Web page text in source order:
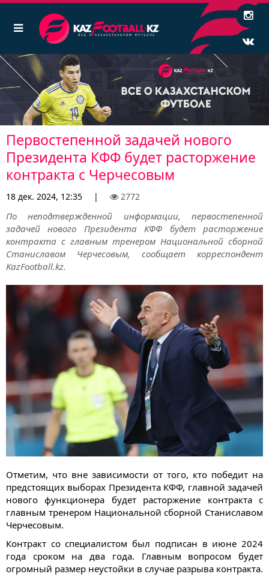
Первостепенной задачей нового
Президента КФФ будет расторжение
контракта с Черчесовым
18 дек. 2024, 12:35 | 2772
По неподтвержденной информации, первостепенной
задачей нового Президента КФФ будет расторжение
контракта с главным тренером Национальной сборной
Станиславом Черчесовым, сообщает корреспондент
KazFootball.kz.
Отметим, что вне зависимости от того, кто победит на
предстоящих выборах Президента КФФ, главной задачей
нового функционера будет расторжение контракта с
главным тренером Национальной сборной Станиславом
Черчесовым.
Контракт со специалистом был подписан в июне 2024
года сроком на два года. Главным вопросом будет
огромный размер неустойки в случае разрыва контракта.